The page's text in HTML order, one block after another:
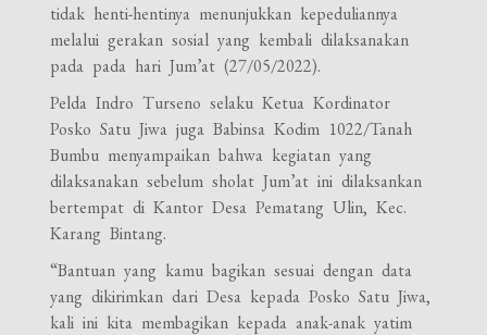
tidak henti-hentinya menunjukkan kepeduliannya
melalui gerakan sosial yang kembali dilaksanakan
pada pada hari Jum’at (27/05/2022).
Pelda Indro Turseno selaku Ketua Kordinator
Posko Satu Jiwa juga Babinsa Kodim 1022/Tanah
Bumbu menyampaikan bahwa kegiatan yang
dilaksanakan sebelum sholat Jum’at ini dilaksankan
bertempat di Kantor Desa Pematang Ulin, Kec.
Karang Bintang.
“Bantuan yang kamu bagikan sesuai dengan data
yang dikirimkan dari Desa kepada Posko Satu Jiwa,
kali ini kita membagikan kepada anak-anak yatim